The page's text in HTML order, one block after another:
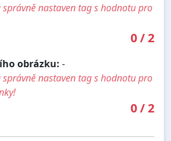
nastaven tag s hodnotu pro
0/2
obrázku: -
nastaven tag s hodnotu pro
0/2